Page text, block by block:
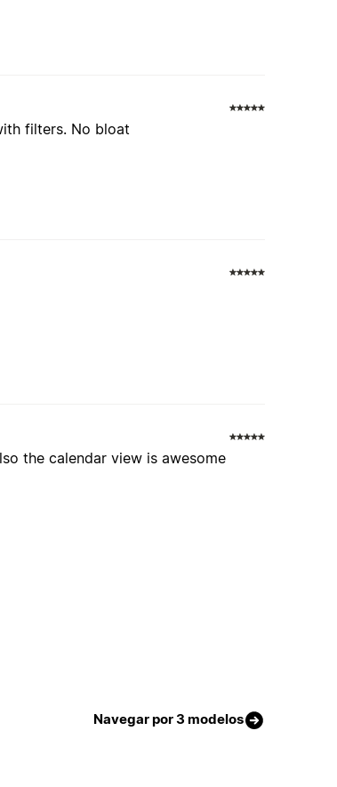
filters. No bloat
the calendar view is awesome
Navegar por 3 modelos